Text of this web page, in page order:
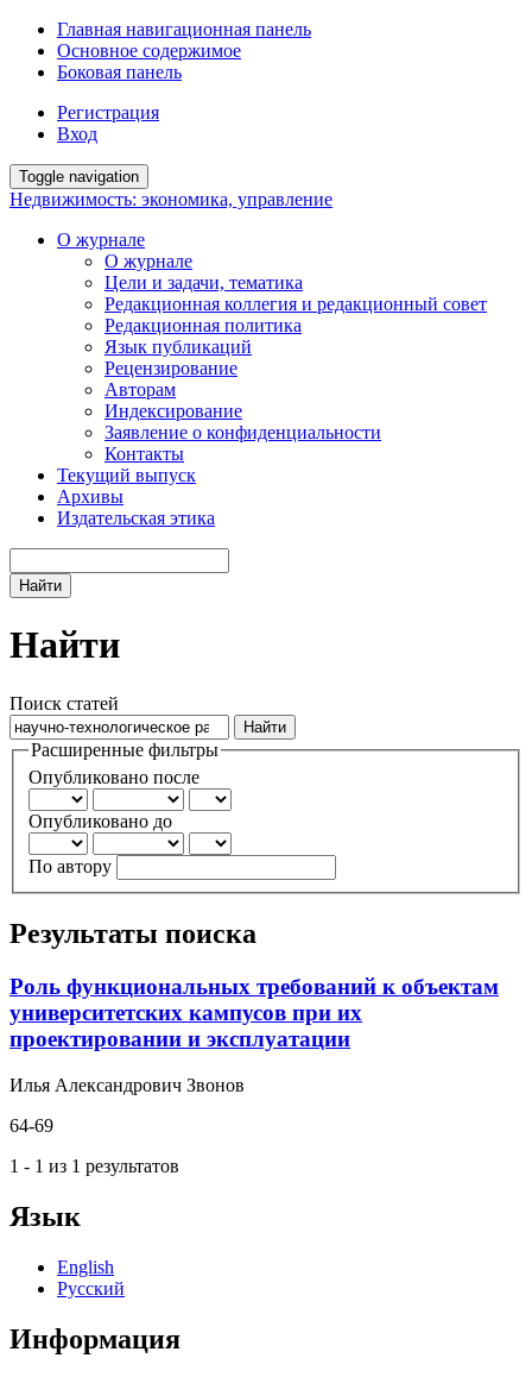
Главная навигационная панель
Основное содержимое
Боковая панель
Регистрация
Вход
Toggle navigation
Недвижимость: экономика, управление
О журнале
О журнале
Цели и задачи, тематика
Редакционная коллегия и редакционный совет
Редакционная политика
Язык публикаций
Рецензирование
Авторам
Индексирование
Заявление о конфиденциальности
Контакты
Текущий выпуск
Архивы
Издательская этика
Найти
Найти
Поиск статей
Расширенные фильтры
Опубликовано после
Опубликовано до
По автору
Результаты поиска
Роль функциональных требований к объектам
университетских кампусов при их
проектировании и эксплуатации
Илья Александрович Звонов
64-69
1 - 1 из 1 результатов
Язык
English
Русский
Информация